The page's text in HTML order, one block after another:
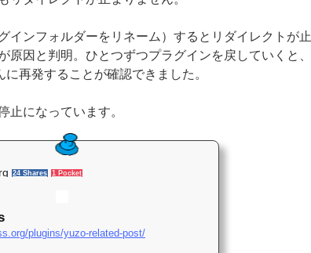
ンフォルダーをリネーム）するとリダイレクトが止
原因と判明。ひとつずつプラグインを戻していくと、
再発することが確認できました。
止になっています。
24 Shares 1 Pocket
plugins/yuzo-related-post/